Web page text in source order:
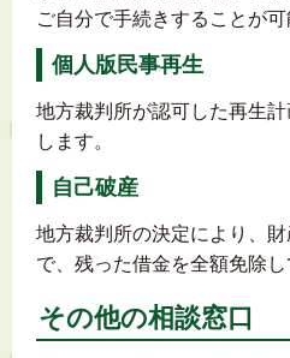
ご自分で手続きすることが可
個人版民事再生
地方裁判所が認可した再生
します。
自己破産
地方裁判所の決定により、
で、残った借金を全額免除し
その他の相談窓口